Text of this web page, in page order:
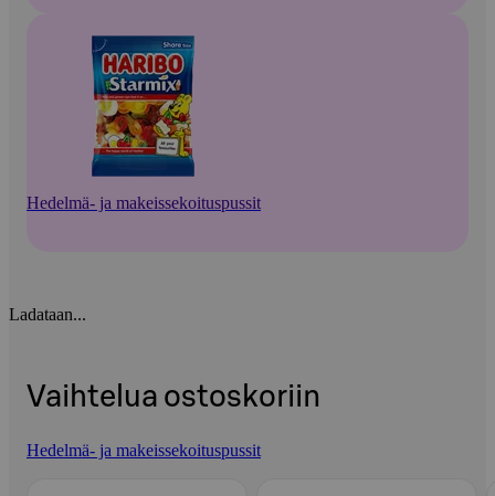
Hedelmä- ja makeissekoituspussit
Ladataan...
Vaihtelua ostoskoriin
Hedelmä- ja makeissekoituspussit